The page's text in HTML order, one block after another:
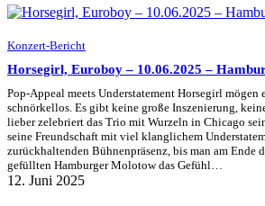
Konzert-Bericht
Horsegirl, Euroboy – 10.06.2025 –
Pop-Appeal meets Understatement Horsegirl mögen
schnörkellos. Es gibt keine große Inszenierung,
lieber zelebriert das Trio mit Wurzeln in Chicago
seine Freundschaft mit viel klanglichem
zurückhaltenden Bühnenpräsenz, bis man am Ende
gefüllten Hamburger Molotow das Gefühl…
12. Juni 2025